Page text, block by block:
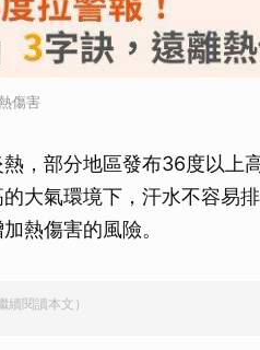
傷害
，部分地區發布36度以上
大氣環境下，汗水不容易
熱傷害的風險。
續閱讀本文）